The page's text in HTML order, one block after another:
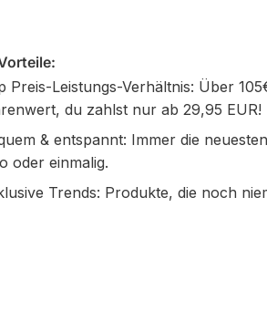
Preis-Leistungs-Verhältnis: Über
du zahlst nur ab 29,95 EUR!
& entspannt: Immer die
oder einmalig.
Trends: Produkte, die noch